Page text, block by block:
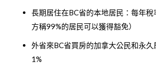
長期居住在BC省的本地居民：每年稅
方稱99%的居民可以獲得豁免）
外省來BC省買房的加拿大公民和永久
1%